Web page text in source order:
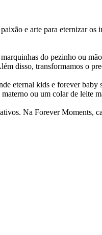
e arte para eternizar
do pezinho ou
disso, transformamos o
eternal kids e forever
ou um colar de leite
Na Forever Moments,